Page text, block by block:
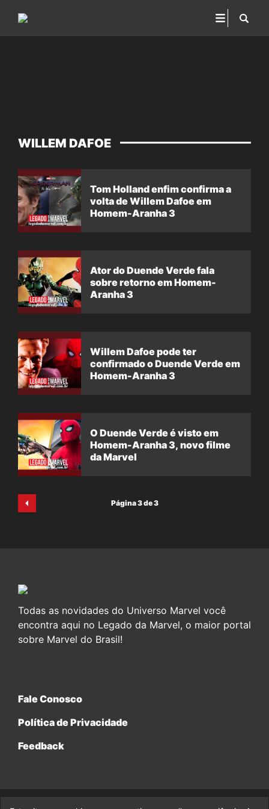
WILLEM DAFOE
Tom Holland enfim confirma a
volta de Willem Dafoe em
Homem-Aranha 3
Ator do Duende Verde fala
sobre retorno em Homem-
Aranha 3
Willem Dafoe pode ter
confirmado o Duende Verde em
Homem-Aranha 3
O Duende Verde é visto em
Homem-Aranha 3, novo filme
da Marvel
Página 3 de 3
Todas as novidades do Universo Marvel você
encontra aqui no Legado da Marvel, o maior portal
sobre Marvel do Brasil!
Fale Conosco
Política de Privacidade
Feedback